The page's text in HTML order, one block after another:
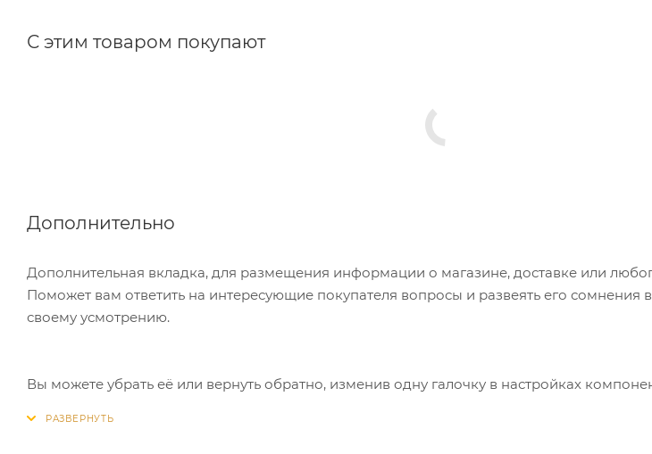
С этим товаром покупают
Дополнительно
Дополнительная вкладка, для размещения информации о магазине, доставке или
Поможет вам ответить на интересующие покупателя вопросы и развеять его сомнения
своему усмотрению.
Вы можете убрать её или вернуть обратно, изменив одну галочку в настройках